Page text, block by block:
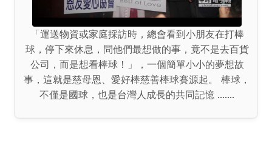
「運送物資或家庭採訪時，總會看到小朋友在打棒
球，停下來休息，問他們最想做的事，竟不是去百貨
公司，而是想看棒球！」，一個簡單小小的夢想故
事，這就是慈母恩、愛好棒慈善棒球賽源起。 棒球，
不僅是國球，也是台灣人成長的共同記憶 .......